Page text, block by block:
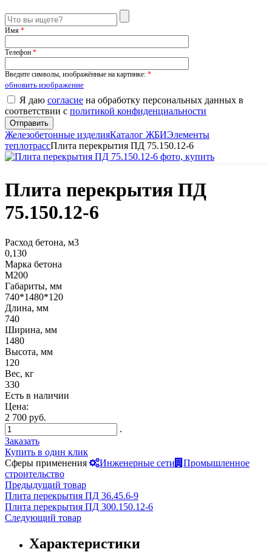
Имя *
Телефон *
Введите символы, изображённые на картинке: *
обновить изображение
Я даю согласие на обработку персональных данных в
соответствии с политикой конфиденциальности
Железобетонные изделияКаталог ЖБИЭлементы
теплотрассПлита перекрытия ПД 75.150.12-6
Плита перекрытия ПД
75.150.12-6
Расход бетона, м3
0,130
Марка бетона
М200
Габариты, мм
740*1480*120
Длина, мм
740
Ширина, мм
1480
Высота, мм
120
Вес, кг
330
Есть в наличии
Цена:
2 700 руб.
.
Заказать
Купить в один клик
Сферы применения
Инженерные сети
Промышленное
строительство
Предыдущий товар
Плита перекрытия ПД 36.45.6-9
Плита перекрытия ПД 300.150.12-6
Следующий товар
Характеристики